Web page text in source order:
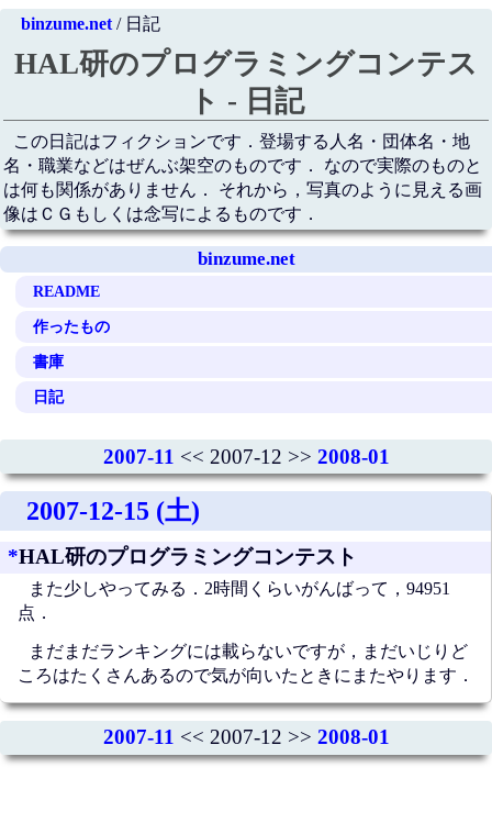
binzume.net/ 日記
HAL研のプログラミングコンテス
ト - 日記
この日記はフィクションです．登場する人名・団体名・地
名・職業などはぜんぶ架空のものです． なので実際のものと
は何も関係がありません． それから，写真のように見える画
像はＣＧもしくは念写によるものです．
binzume.net
README
作ったもの
書庫
日記
2007-11 << 2007-12 >> 2008-01
2007-12-15 (土)
*HAL研のプログラミングコンテスト
また少しやってみる．2時間くらいがんばって，94951
点．
まだまだランキングには載らないですが，まだいじりど
ころはたくさんあるので気が向いたときにまたやります．
2007-11 << 2007-12 >> 2008-01